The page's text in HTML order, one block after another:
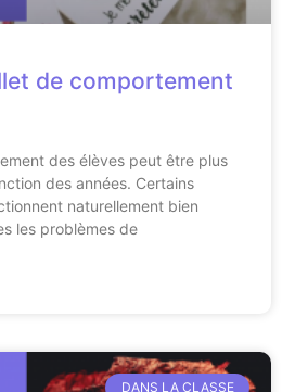
de comportement
des élèves peut être plus
des années. Certains
naturellement bien
les problèmes de
DANS LA CLASSE